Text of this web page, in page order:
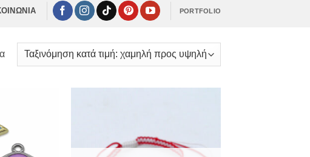
PORTFOLIO
Sorted
high